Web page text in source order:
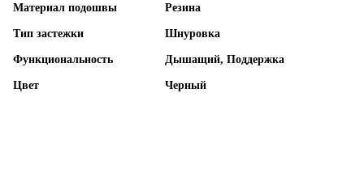
Материал подошвы Резина
Тип застежки Шнуровка
Функциональность Дышащий, Поддержка
Цвет Черный